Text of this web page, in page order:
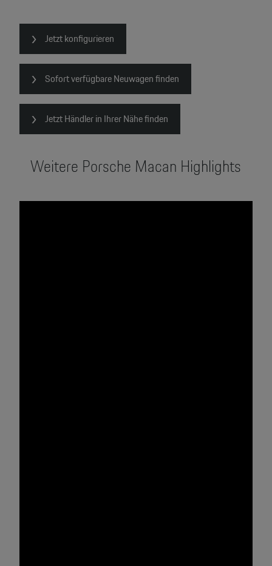
Jetzt konfigurieren
Sofort verfügbare Neuwagen finden
Jetzt Händler in Ihrer Nähe finden
Weitere Porsche Macan Highlights